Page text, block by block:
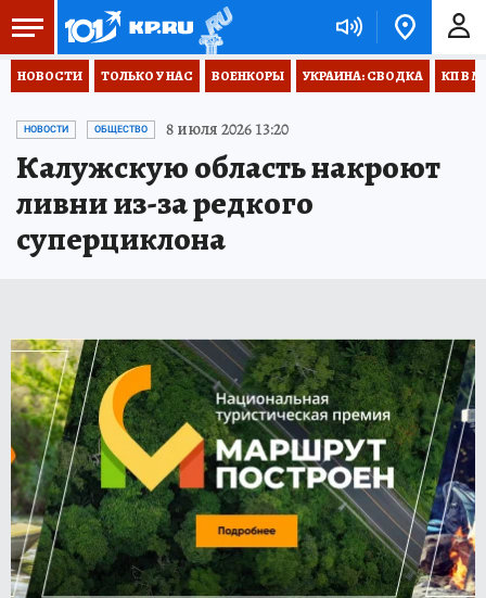
НОВОСТИ ТОЛЬКО У НАС ВОЕНКОРЫ УКРАИНА: СВОДКА КП В
НОВОСТИ ОБЩЕСТВО 8 июля 2026 13:20
Калужскую область накроют
ливни из-за редкого
суперциклона